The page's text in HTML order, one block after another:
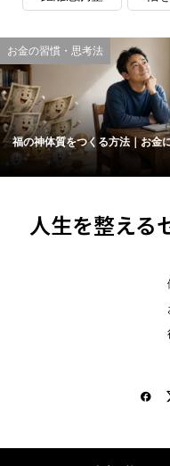
お金の習慣・思考法
福の神体質をつくる方法｜お金
人生を整える